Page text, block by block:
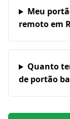
Meu
remoto em
Quanto
de portão